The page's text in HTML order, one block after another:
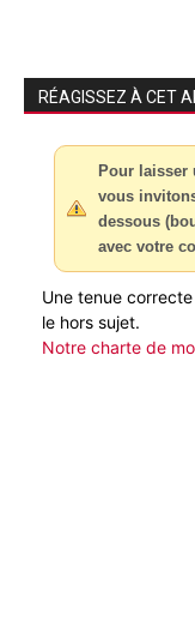
RÉAGISSEZ À CET
Pour laisser
vous
dessous
avec votre
Une tenue
le hors sujet.
Notre charte de